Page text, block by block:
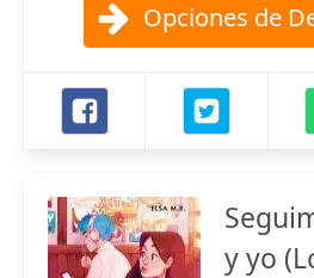
Opciones de
y yo